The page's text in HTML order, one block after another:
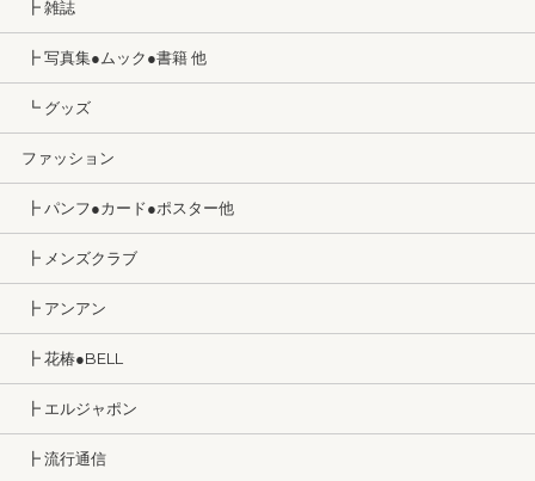
┣ 雑誌
┣ 写真集●ムック●書籍 他
┗ グッズ
ファッション
┣ パンフ●カード●ポスター他
┣ メンズクラブ
┣ アンアン
┣ 花椿●BELL
┣ エルジャポン
┣ 流行通信